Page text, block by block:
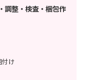
調整・検査・梱包作
け